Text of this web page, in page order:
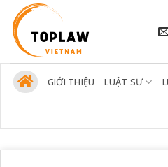
qua
nội
dung
GIỚI THIỆU LUẬT SƯ